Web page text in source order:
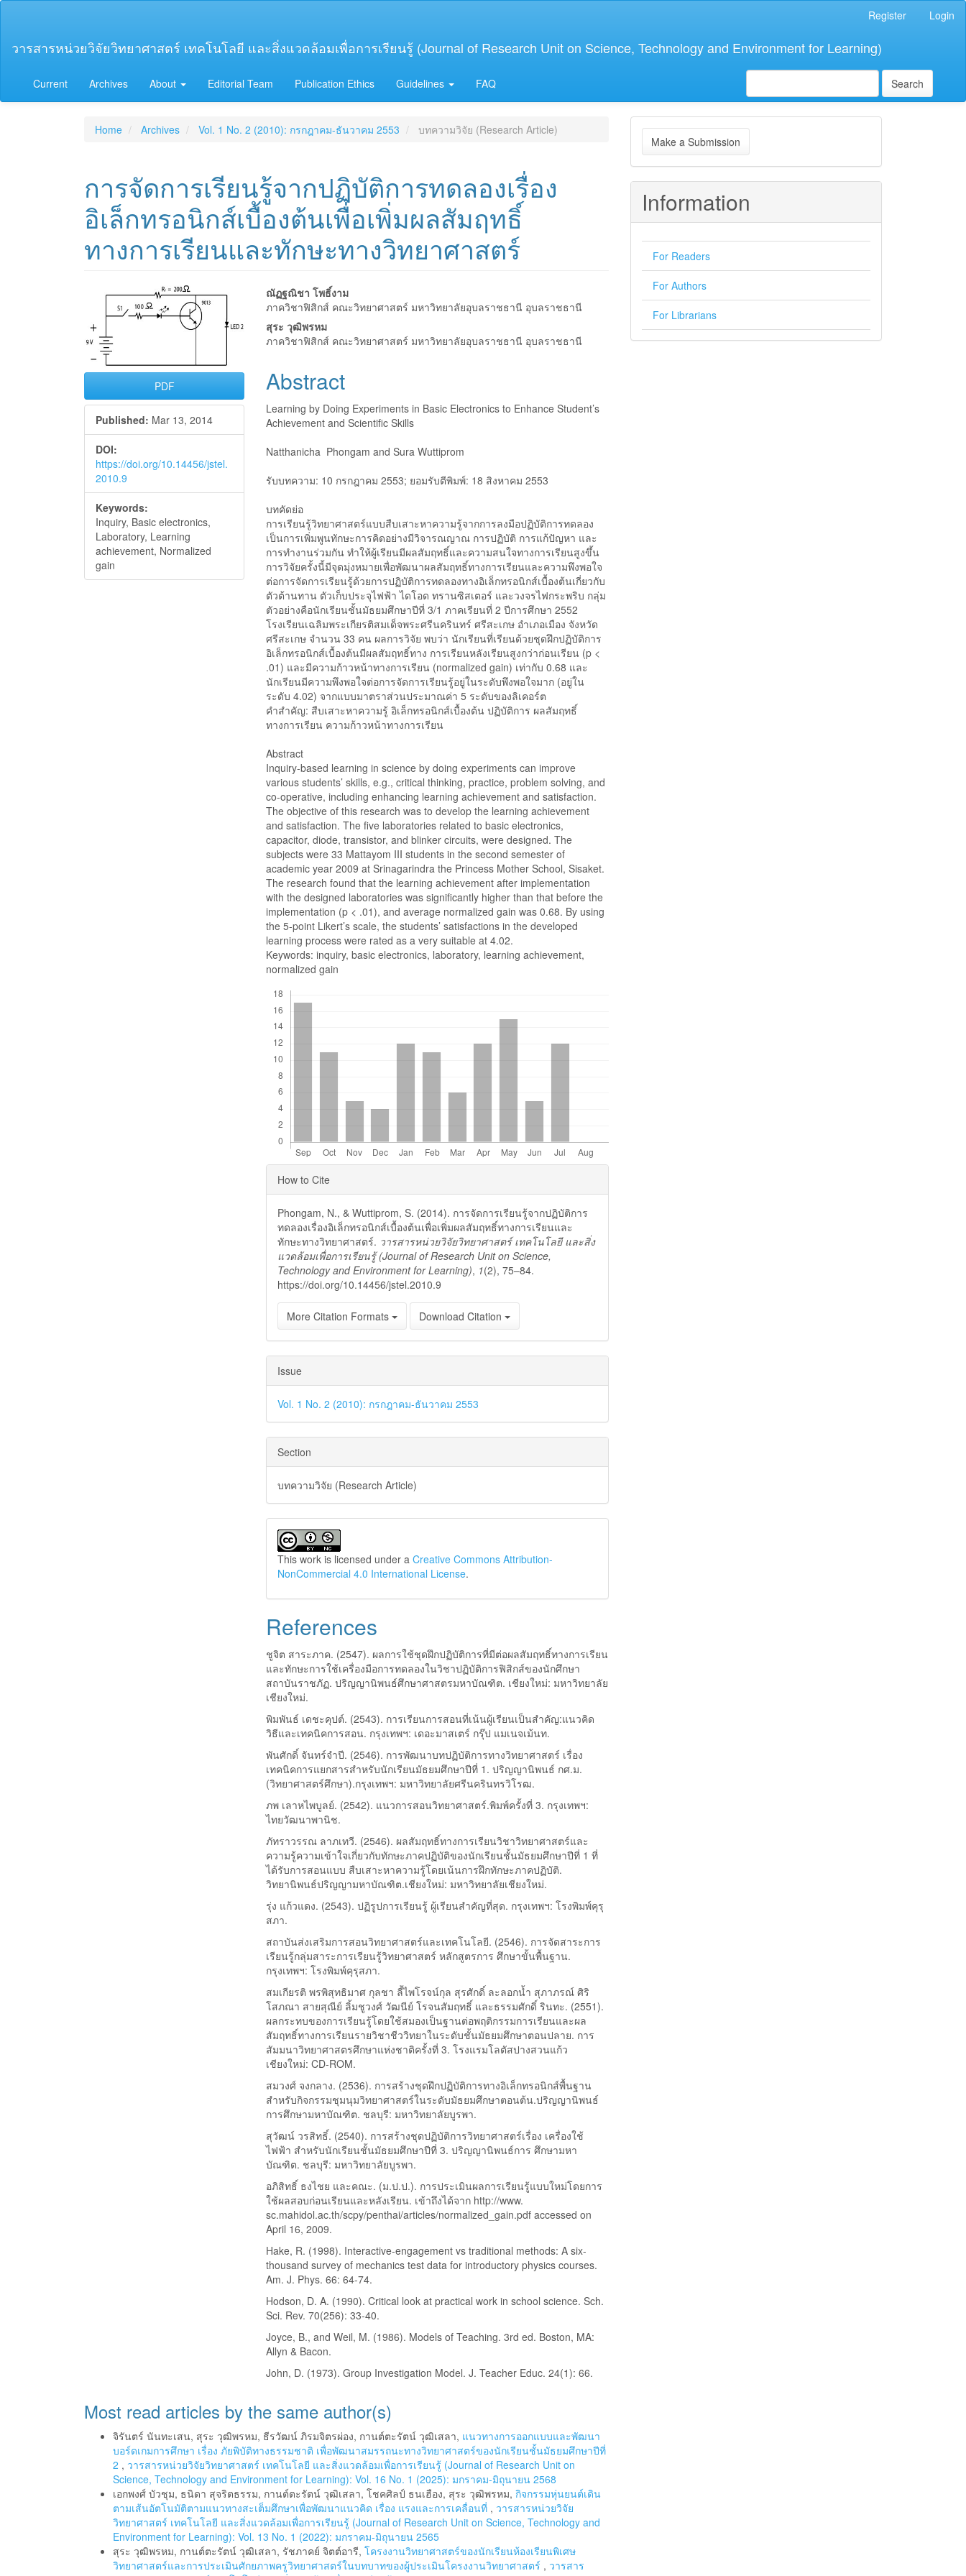
Content
Register Login
วารสารหน่วยวิจัยวิทยาศาสตร์ เทคโนโลยี และสิ่งแวดล้อมเพื่อการเรียนรู้ (Journal of Research Unit on Science, Technology and Environment for Learning)
Current Archives About Editorial Team Publication Ethics Guidelines FAQ Search
Home Archives Vol. 1 No. 2 (2010): กรกฎาคม-ธันวาคม 2553 บทความวิจัย (Research Article)
การจัดการเรียนรู้จากปฏิบัติการทดลองเรื่อง
อิเล็กทรอนิกส์เบื้องต้นเพื่อเพิ่มผลสัมฤทธิ์
ทางการเรียนและทักษะทางวิทยาศาสตร์
Article
Sidebar
PDF
Published: Mar 13, 2014
DOI:
https://doi.org/10.14456/jstel.
2010.9
Keywords:
Inquiry, Basic electronics,
Laboratory, Learning
achievement, Normalized
gain
Main
Article
Content
ณัฏฐณิชา โพธิ์งาม
ภาควิชาฟิสิกส์ คณะวิทยาศาสตร์ มหาวิทยาลัยอุบลราชธานี อุบลราชธานี
สุระ วุฒิพรหม
ภาควิชาฟิสิกส์ คณะวิทยาศาสตร์ มหาวิทยาลัยอุบลราชธานี อุบลราชธานี
Abstract
Learning by Doing Experiments in Basic Electronics to Enhance Student’s
Achievement and Scientific Skills
Natthanicha Phongam and Sura Wuttiprom
รับบทความ: 10 กรกฎาคม 2553; ยอมรับตีพิมพ์: 18 สิงหาคม 2553
บทคัดย่อ
การเรียนรู้วิทยาศาสตร์แบบสืบเสาะหาความรู้จากการลงมือปฏิบัติการทดลอง
เป็นการเพิ่มพูนทักษะการคิดอย่างมีวิจารณญาณ การปฏิบัติ การแก้ปัญหา และ
การทำงานร่วมกัน ทำให้ผู้เรียนมีผลสัมฤทธิ์และความสนใจทางการเรียนสูงขึ้น
การวิจัยครั้งนี้มีจุดมุ่งหมายเพื่อพัฒนาผลสัมฤทธิ์ทางการเรียนและความพึงพอใจ
ต่อการจัดการเรียนรู้ด้วยการปฏิบัติการทดลองทางอิเล็กทรอนิกส์เบื้องต้นเกี่ยวกับ
ตัวต้านทาน ตัวเก็บประจุไฟฟ้า ไดโอด ทรานซิสเตอร์ และวงจรไฟกระพริบ กลุ่ม
ตัวอย่างคือนักเรียนชั้นมัธยมศึกษาปีที่ 3/1 ภาคเรียนที่ 2 ปีการศึกษา 2552
โรงเรียนเฉลิมพระเกียรติสมเด็จพระศรีนครินทร์ ศรีสะเกษ อำเภอเมือง จังหวัด
ศรีสะเกษ จำนวน 33 คน ผลการวิจัย พบว่า นักเรียนที่เรียนด้วยชุดฝึกปฏิบัติการ
อิเล็กทรอนิกส์เบื้องต้นมีผลสัมฤทธิ์ทาง การเรียนหลังเรียนสูงกว่าก่อนเรียน (p <
.01) และมีความก้าวหน้าทางการเรียน (normalized gain) เท่ากับ 0.68 และ
นักเรียนมีความพึงพอใจต่อการจัดการเรียนรู้อยู่ในระดับพึงพอใจมาก (อยู่ใน
ระดับ 4.02) จากแบบมาตราส่วนประมาณค่า 5 ระดับของลิเคอร์ต
คำสำคัญ: สืบเสาะหาความรู้ อิเล็กทรอนิกส์เบื้องต้น ปฏิบัติการ ผลสัมฤทธิ์
ทางการเรียน ความก้าวหน้าทางการเรียน
Abstract
Inquiry-based learning in science by doing experiments can improve
various students’ skills, e.g., critical thinking, practice, problem solving, and
co-operative, including enhancing learning achievement and satisfaction.
The objective of this research was to develop the learning achievement
and satisfaction. The five laboratories related to basic electronics,
capacitor, diode, transistor, and blinker circuits, were designed. The
subjects were 33 Mattayom III students in the second semester of
academic year 2009 at Srinagarindra the Princess Mother School, Sisaket.
The research found that the learning achievement after implementation
with the designed laboratories was significantly higher than that before the
implementation (p < .01), and average normalized gain was 0.68. By using
the 5-point Likert’s scale, the students’ satisfactions in the developed
learning process were rated as a very suitable at 4.02.
Keywords: inquiry, basic electronics, laboratory, learning achievement,
normalized gain
Article
Details
How to Cite
Phongam, N., & Wuttiprom, S. (2014). การจัดการเรียนรู้จากปฏิบัติการ
ทดลองเรื่องอิเล็กทรอนิกส์เบื้องต้นเพื่อเพิ่มผลสัมฤทธิ์ทางการเรียนและ
ทักษะทางวิทยาศาสตร์. วารสารหน่วยวิจัยวิทยาศาสตร์ เทคโนโลยี และสิ่ง
แวดล้อมเพื่อการเรียนรู้ (Journal of Research Unit on Science,
Technology and Environment for Learning), 1(2), 75–84.
https://doi.org/10.14456/jstel.2010.9
More Citation Formats Download Citation
Issue
Vol. 1 No. 2 (2010): กรกฎาคม-ธันวาคม 2553
Section
บทความวิจัย (Research Article)
This work is licensed under aCreative Commons Attribution-
NonCommercial 4.0 International License.
References
ชูจิต สาระภาค. (2547). ผลการใช้ชุดฝึกปฏิบัติการที่มีต่อผลสัมฤทธิ์ทางการเรียน
และทักษะการใช้เครื่องมือการทดลองในวิชาปฏิบัติการฟิสิกส์ของนักศึกษา
สถาบันราชภัฏ. ปริญญานิพนธ์ศึกษาศาสตรมหาบัณฑิต. เชียงใหม่: มหาวิทยาลัย
เชียงใหม่.
พิมพันธ์ เดชะคุปต์. (2543). การเรียนการสอนที่เน้นผู้เรียนเป็นสำคัญ:แนวคิด
วิธีและเทคนิคการสอน. กรุงเทพฯ: เดอะมาสเตร์ กรุ๊ป แมเนจเม้นท.
พันศักดิ์ จันทร์จำปี. (2546). การพัฒนาบทปฏิบัติการทางวิทยาศาสตร์ เรื่อง
เทคนิคการแยกสารสำหรับนักเรียนมัธยมศึกษาปีที่ 1. ปริญญานิพนธ์ กศ.ม.
(วิทยาศาสตร์ศึกษา).กรุงเทพฯ: มหาวิทยาลัยศรีนครินทรวิโรฒ.
ภพ เลาหไพบูลย์. (2542). แนวการสอนวิทยาศาสตร์.พิมพ์ครั้งที่ 3. กรุงเทพฯ:
ไทยวัฒนาพานิช.
ภัทราวรรณ ลาภเทวี. (2546). ผลสัมฤทธิ์ทางการเรียนวิชาวิทยาศาสตร์และ
ความรู้ความเข้าใจเกี่ยวกับทักษะภาคปฏิบัติของนักเรียนชั้นมัธยมศึกษาปีที่ 1 ที่
ได้รับการสอนแบบ สืบเสาะหาความรู้โดยเน้นการฝึกทักษะภาคปฏิบัติ.
วิทยานิพนธ์ปริญญามหาบัณฑิต.เชียงใหม่: มหาวิทยาลัยเชียงใหม่.
รุ่ง แก้วแดง. (2543). ปฏิรูปการเรียนรู้ ผู้เรียนสำคัญที่สุด. กรุงเทพฯ: โรงพิมพ์คุรุ
สภา.
สถาบันส่งเสริมการสอนวิทยาศาสตร์และเทคโนโลยี. (2546). การจัดสาระการ
เรียนรู้กลุ่มสาระการเรียนรู้วิทยาศาสตร์ หลักสูตรการ ศึกษาขั้นพื้นฐาน.
กรุงเทพฯ: โรงพิมพ์คุรุสภา.
สมเกียรติ พรพิสุทธิมาศ กุลชา ลี้ไพโรจน์กุล สุรศักดิ์ ละลอกน้ำ สุภาภรณ์ ศิริ
โสภณา สายสุณีย์ ลิ้มชูวงศ์ วัฒนีย์ โรจนสัมฤทธิ์ และธรรมศักดิ์ รินทะ. (2551).
ผลกระทบของการเรียนรู้โดยใช้สมองเป็นฐานต่อพฤติกรรมการเรียนและผล
สัมฤทธิ์ทางการเรียนรายวิชาชีววิทยาในระดับชั้นมัธยมศึกษาตอนปลาย. การ
สัมมนาวิทยาศาสตรศึกษาแห่งชาติครั้งที่ 3. โรงแรมโลตัสปางสวนแก้ว
เชียงใหม่: CD-ROM.
สมวงศ์ จงกลาง. (2536). การสร้างชุดฝึกปฏิบัติการทางอิเล็กทรอนิกส์พื้นฐาน
สำหรับกิจกรรมชุมนุมวิทยาศาสตร์ในระดับมัธยมศึกษาตอนต้น.ปริญญานิพนธ์
การศึกษามหาบัณฑิต. ชลบุรี: มหาวิทยาลัยบูรพา.
สุวัฒน์ วรสิทธิ์. (2540). การสร้างชุดปฏิบัติการวิทยาศาสตร์เรื่อง เครื่องใช้
ไฟฟ้า สำหรับนักเรียนชั้นมัธยมศึกษาปีที่ 3. ปริญญานิพนธ์การ ศึกษามหา
บัณฑิต. ชลบุรี: มหาวิทยาลัยบูรพา.
อภิสิทธิ์ ธงไชย และคณะ. (ม.ป.ป.). การประเมินผลการเรียนรู้แบบใหม่โดยการ
ใช้ผลสอบก่อนเรียนและหลังเรียน. เข้าถึงได้จาก http://www.
sc.mahidol.ac.th/scpy/penthai/articles/normalized_gain.pdf accessed on
April 16, 2009.
Hake, R. (1998). Interactive-engagement vs traditional methods: A six-
thousand survey of mechanics test data for introductory physics courses.
Am. J. Phys. 66: 64-74.
Hodson, D. A. (1990). Critical look at practical work in school science. Sch.
Sci. Rev. 70(256): 33-40.
Joyce, B., and Weil, M. (1986). Models of Teaching. 3rd ed. Boston, MA:
Allyn & Bacon.
John, D. (1973). Group Investigation Model. J. Teacher Educ. 24(1): 66.
Most read articles by the same author(s)
จิรันตร์ นันทะเสน, สุระ วุฒิพรหม, ธีรวัฒน์ ภิรมจิตรผ่อง, กานต์ตะรัตน์ วุฒิเสลา, แนวทางการออกแบบและพัฒนา
บอร์ดเกมการศึกษา เรื่อง ภัยพิบัติทางธรรมชาติ เพื่อพัฒนาสมรรถนะทางวิทยาศาสตร์ของนักเรียนชั้นมัธยมศึกษาปีที่
2 , วารสารหน่วยวิจัยวิทยาศาสตร์ เทคโนโลยี และสิ่งแวดล้อมเพื่อการเรียนรู้ (Journal of Research Unit on
Science, Technology and Environment for Learning): Vol. 16 No. 1 (2025): มกราคม-มิถุนายน 2568
เอกพงศ์ บัวชุม, ธนิดา สุจริตธรรม, กานต์ตะรัตน์ วุฒิเสลา, โชคศิลป์ ธนเฮือง, สุระ วุฒิพรหม, กิจกรรมหุ่นยนต์เดิน
ตามเส้นอัตโนมัติตามแนวทางสะเต็มศึกษาเพื่อพัฒนาแนวคิด เรื่อง แรงและการเคลื่อนที่ , วารสารหน่วยวิจัย
วิทยาศาสตร์ เทคโนโลยี และสิ่งแวดล้อมเพื่อการเรียนรู้ (Journal of Research Unit on Science, Technology and
Environment for Learning): Vol. 13 No. 1 (2022): มกราคม-มิถุนายน 2565
สุระ วุฒิพรหม, กานต์ตะรัตน์ วุฒิเสลา, รัชภาคย์ จิตต์อารี, โครงงานวิทยาศาสตร์ของนักเรียนห้องเรียนพิเศษ
วิทยาศาสตร์และการประเมินศักยภาพครูวิทยาศาสตร์ในบทบาทของผู้ประเมินโครงงานวิทยาศาสตร์ , วารสาร
Make
a
Submission
Make a Submission
Information
For Readers
For Authors
For Librarians